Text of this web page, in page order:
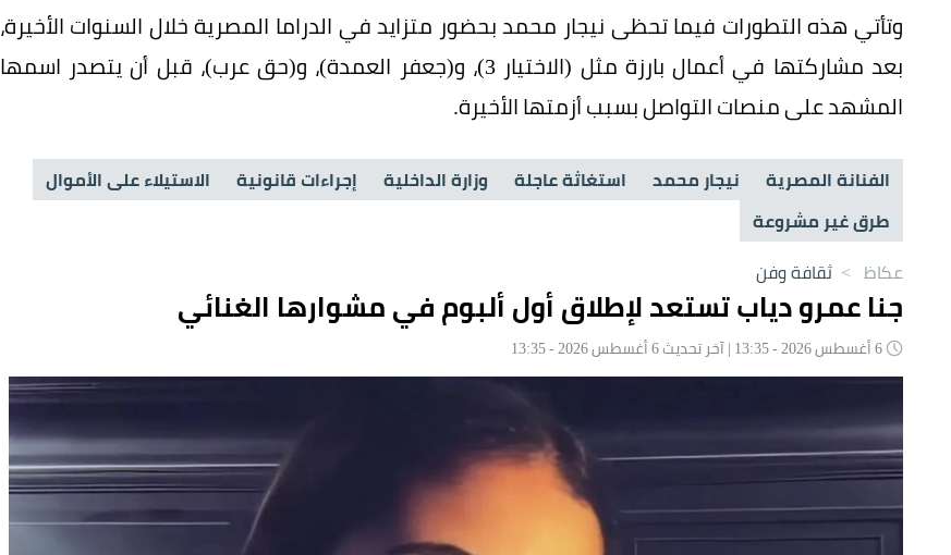
وتأتي هذه التطورات فيما تحظى نيجار محمد بحضور متزايد في الدراما المصرية خلال السنوات الأخيرة،
بعد مشاركتها في أعمال بارزة مثل (الاختيار 3)، و(جعفر العمدة)، و(حق عرب)، قبل أن يتصدر اسمها
المشهد على منصات التواصل بسبب أزمتها الأخيرة.
الفنانة المصرية نيجار محمد استغاثة عاجلة وزارة الداخلية إجراءات قانونية
الاستيلاء على الأموال
طرق غير مشروعة
عكاظ > ثقافة وفن
جنا عمرو دياب تستعد لإطلاق أول ألبوم في مشوارها الغنائي